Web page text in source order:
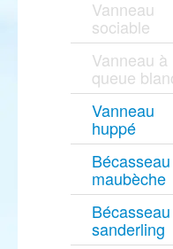
Vanneau
sociable
Vanneau à
queue
Vanneau
huppé
Bécasseau
maubèche
Bécasseau
sanderling